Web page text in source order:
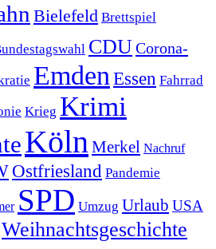
Bielefeld Brettspiel
CDUCorona-
EmdenEssen Fahrrad
Krieg Krimi
KölnMerkel Nachruf
Ostfriesland Pandemie
SPD Umzug Urlaub USA
Weihnachtsgeschichte